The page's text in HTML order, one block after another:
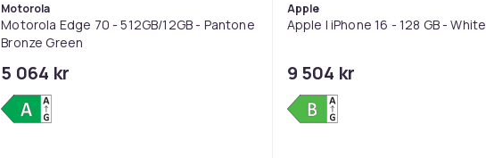
Motorola
Motorola Edge 70 - 512GB/12GB - Pantone
Bronze Green
5 064 kr
Apple
Apple | iPhone 16 - 128 GB - White
9 504 kr